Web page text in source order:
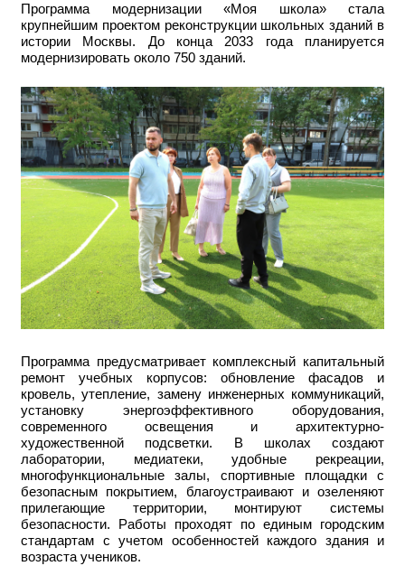
Программа модернизации «Моя школа» стала
крупнейшим проектом реконструкции школьных зданий в
истории Москвы. До конца 2033 года планируется
модернизировать около 750 зданий.
Программа предусматривает комплексный капитальный
ремонт учебных корпусов: обновление фасадов и
кровель, утепление, замену инженерных коммуникаций,
установку энергоэффективного оборудования,
современного освещения и архитектурно-
художественной подсветки. В школах создают
лаборатории, медиатеки, удобные рекреации,
многофункциональные залы, спортивные площадки с
безопасным покрытием, благоустраивают и озеленяют
прилегающие территории, монтируют системы
безопасности. Работы проходят по единым городским
стандартам с учетом особенностей каждого здания и
возраста учеников.